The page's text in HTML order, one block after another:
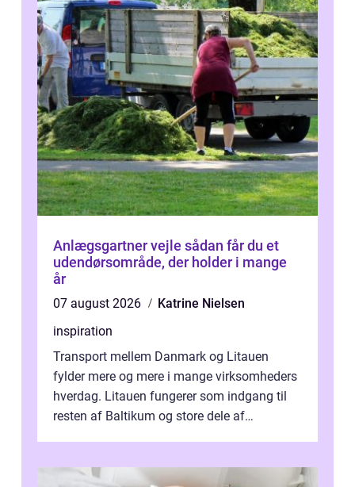
Anlægsgartner vejle sådan får du et
udendørsområde, der holder i mange
år
07 august 2026
Katrine Nielsen
inspiration
Transport mellem Danmark og Litauen
fylder mere og mere i mange virksomheders
hverdag. Litauen fungerer som indgang til
resten af Baltikum og store dele af